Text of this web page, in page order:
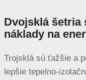
Dvojsklá šetria
náklady na
Trojsklá sú ťažšie a
lepšie tepelno-